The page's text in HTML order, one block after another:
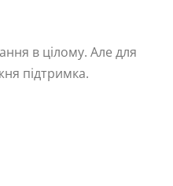
в цілому. Але для
підтримка.